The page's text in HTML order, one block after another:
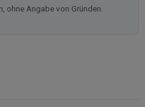
ohne Angabe von Gründen.